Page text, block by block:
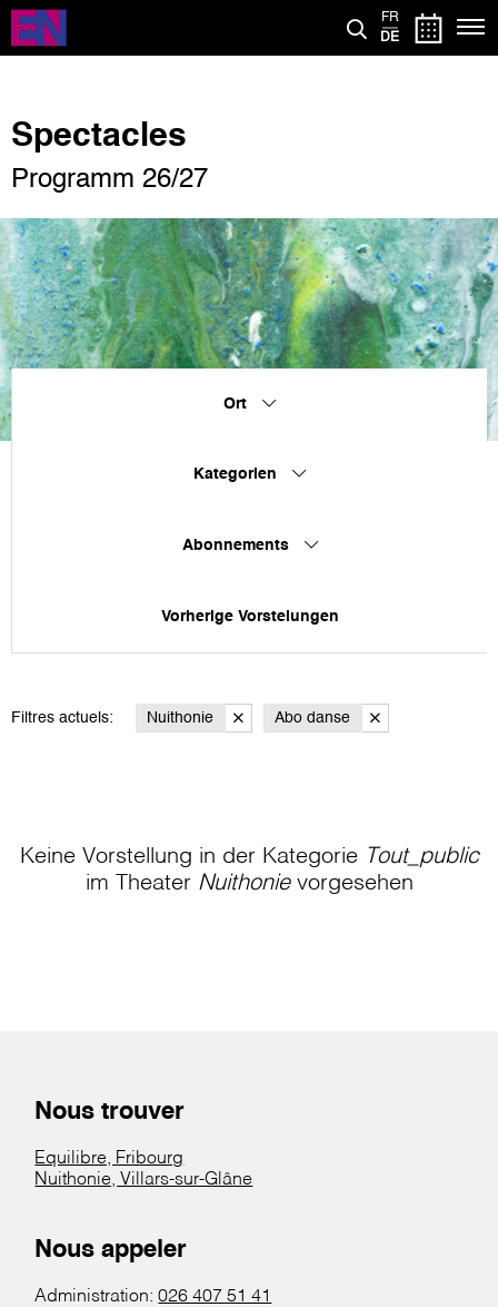
Direkt
zum
Inhalt
FR
DE
Spectacles
Programm 26/27
Ort
Kategorien
Abonnements
Vorherige Vorstelungen
Filtres actuels: Nuithonie Abo danse
Keine Vorstellung in der Kategorie Tout_public
im Theater Nuithonievorgesehen
Nous trouver
Equilibre, Fribourg
Nuithonie, Villars-sur-Glâne
Nous appeler
Administration:026 407 51 41